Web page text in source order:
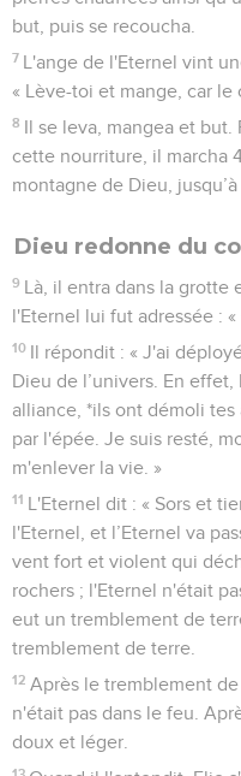
tes mains et tu sauras que
l'Eternel : Ce sera grâce
Achab demanda : « Qui
répondit : « Toi. »
15
Alors Achab passa en
district et il en trouva 232.
Ils firent une sortie à
s'enivrait sous les tentes
son aide.
17 Les serviteurs des chefs
Ben-Hadad envoya des
hommes sont sortis de
18 Il dit : « Qu'ils sortent
combattre, capturez-les
Lorsque les serviteurs
les suivait furent sortis de
ils combattirent au
fuite. Israël les poursuivit
sauva sur un cheval avec
Le roi d'Israël sortit,
infligea une grande défaite
22 Alors le prophète
« Vas-y, fortifie-toi,